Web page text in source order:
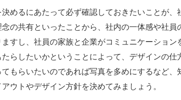
めるにあたって必ず確認しておきたいことが、
の共有といったことから、社内の一体感や社員
すし、社員の家族と企業がコミュニケーション
らしたいかということによって、デザインの仕
もらいたいのであれば写真を多めにするなど、
ウトやデザイン方針を決めてみましょう。